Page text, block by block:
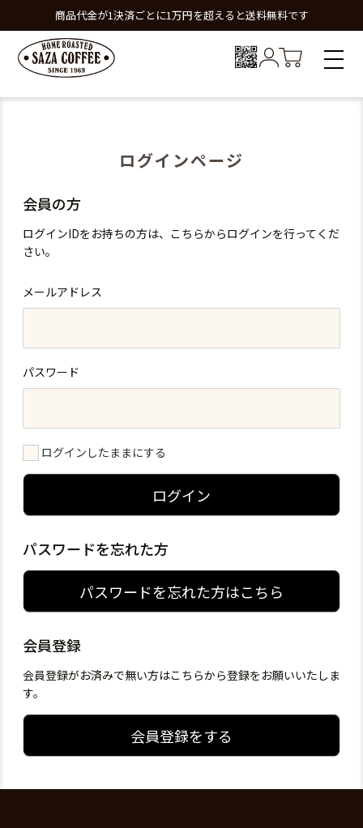
商品代金が1決済ごとに1万円を超えると送料無料です
ログインページ
会員の方
ログインIDをお持ちの方は、こちらからログインを行ってくだ
さい。
メールアドレス
パスワード
ログインしたままにする
ログイン
パスワードを忘れた方
パスワードを忘れた方はこちら
会員登録
会員登録がお済みで無い方はこちらから登録をお願いいたしま
す。
会員登録をする